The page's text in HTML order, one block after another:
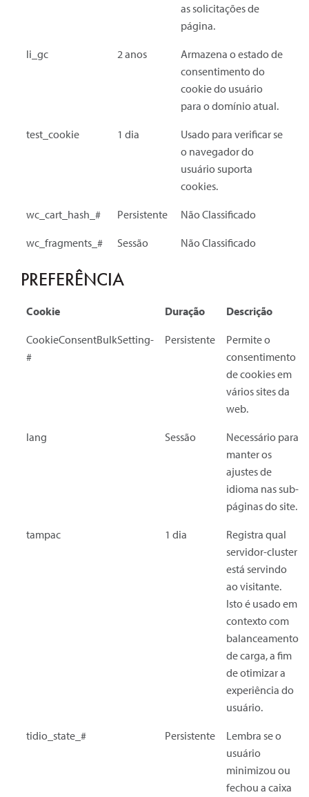
as solicitações de
página.
li_gc 2 anos
Armazena o estado de
consentimento do
cookie do usuário
para o domínio atual.
test_cookie 1 dia
Usado para verificar se
o navegador do
usuário suporta
cookies.
wc_cart_hash_# Persistente Não Classificado
wc_fragments_# Sessão Não Classificado
PREFERÊNCIA
Cookie Duração Descrição
CookieConsentBulkSetting-
#
Persistente
Permite o
consentimento
de cookies em
vários sites da
web.
lang Sessão
Necessário para
manter os
ajustes de
idioma nas sub-
páginas do site.
tampac 1 dia
Registra qual
servidor-cluster
está servindo
ao visitante.
Isto é usado em
contexto com
balanceamento
de carga, a fim
de otimizar a
experiência do
usuário.
tidio_state_# Persistente
Lembra se o
usuário
minimizou ou
fechou a caixa